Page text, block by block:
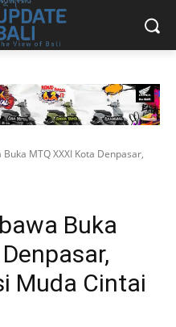
MTQ XXXI Kota Denpasar,
Buka
Muda Cintai